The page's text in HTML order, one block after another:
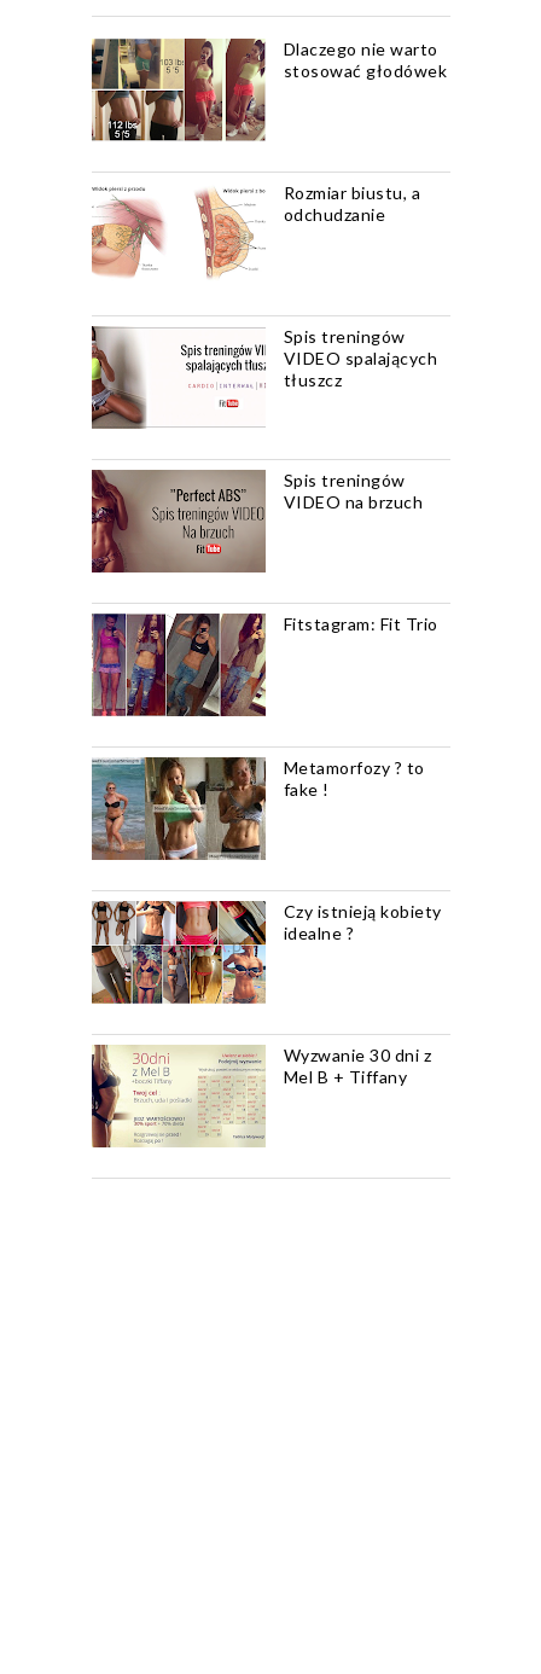
Dlaczego nie warto
stosować głodówek
Rozmiar biustu, a
odchudzanie
Spis treningów
VIDEO spalających
tłuszcz
Spis treningów
VIDEO na brzuch
Fitstagram: Fit Trio
Metamorfozy ? to
fake !
Czy istnieją kobiety
idealne ?
Wyzwanie 30 dni z
Mel B + Tiffany